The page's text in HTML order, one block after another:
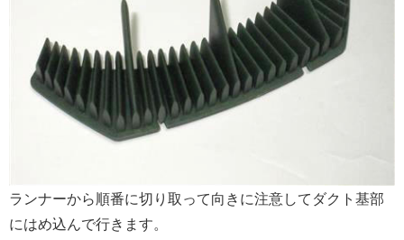
ランナーから順番に切り取って向きに注意してダクト基部
にはめ込んで行きます。